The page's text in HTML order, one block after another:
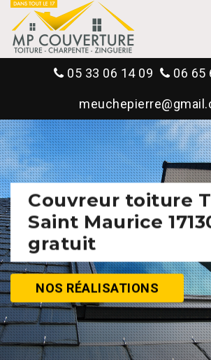
05 33 06 14 09 06 65
Couvreur toiture
Saint Maurice
gratuit
NOS RÉALISATIONS